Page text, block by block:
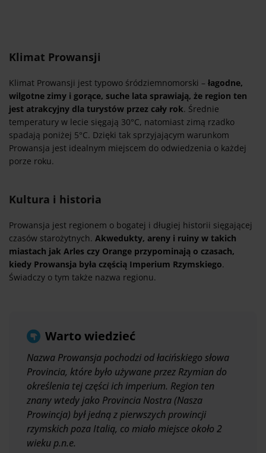
Klimat Prowansji
Klimat Prowansji jest typowo śródziemnomorski – łagodne,
wilgotne zimy i gorące, suche lata sprawiają, że region ten
jest atrakcyjny dla turystów przez cały rok. Średnie
temperatury w lecie sięgają 30°C, natomiast zimą rzadko
spadają poniżej 5°C. Dzięki tak sprzyjającym warunkom
Prowansja jest idealnym miejscem do odwiedzenia o każdej
porze roku.
Kultura i historia
Prowansja jest regionem o bogatej i długiej historii sięgającej
czasów starożytnych. Akwedukty, areny i ruiny w takich
miastach jak Arles czy Orange przypominają o czasach,
kiedy Prowansja była częścią Imperium Rzymskiego.
Świadczy o tym także nazwa regionu.
Warto wiedzieć
Nazwa Prowansjapochodzi od łacińskiego słowa
Provincia, które było używane przez Rzymian do
określenia tej części ich imperium. Region ten
znany wtedy jako Provincia Nostra (Nasza
Prowincja) był jedną z pierwszych prowincji
rzymskich poza Italią, co miało miejsce około 2
wieku p.n.e.